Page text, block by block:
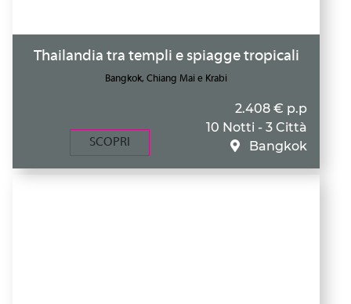
Thailandia tra templi e spiagge tropicali
Bangkok, Chiang Mai e Krabi
SCOPRI
2.408 € p.p
10 Notti - 3 Città
Bangkok